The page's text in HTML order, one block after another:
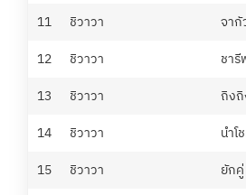
11
ชิวาวา จากั
12
ชิวาวา ชา
13
ชิวาวา ถิง
14
ชิวาวา นำโ
15
ชิวาวา ยักคู่